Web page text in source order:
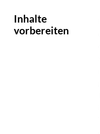
Inhalte
vorbereiten